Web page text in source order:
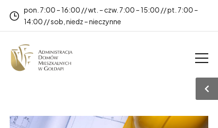
pon. 7:00 – 16:00 // wt. – czw. 7:00 – 15:00 // pt. 7:00 –
14:00 // sob, niedz – nieczynne